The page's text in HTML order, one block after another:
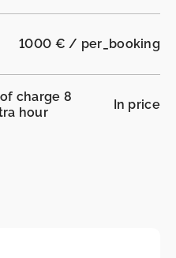
1000 € / per_booking
charge 8
hour
In price